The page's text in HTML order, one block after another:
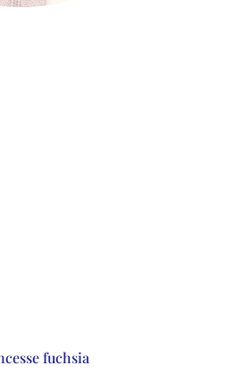
fuchsia